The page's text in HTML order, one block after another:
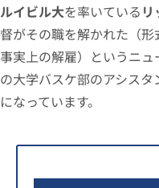
ルイビル大を率いている
督がその職を解かれた（形
事実上の解雇）というニ
の大学バスケ部のアシス
になっています。